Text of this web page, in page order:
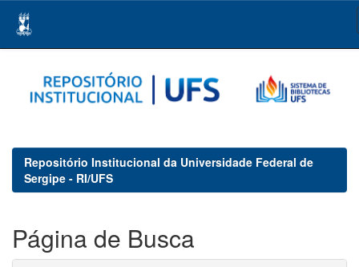
navigation
Repositório Institucional da Universidade Federal de
Sergipe - RI/UFS
Página de Busca